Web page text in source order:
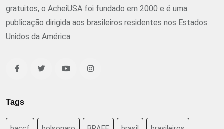
gratuitos, o AcheiUSA foi fundado em 2000 e é uma
publicação dirigida aos brasileiros residentes nos Estados
Unidos da América
Tags